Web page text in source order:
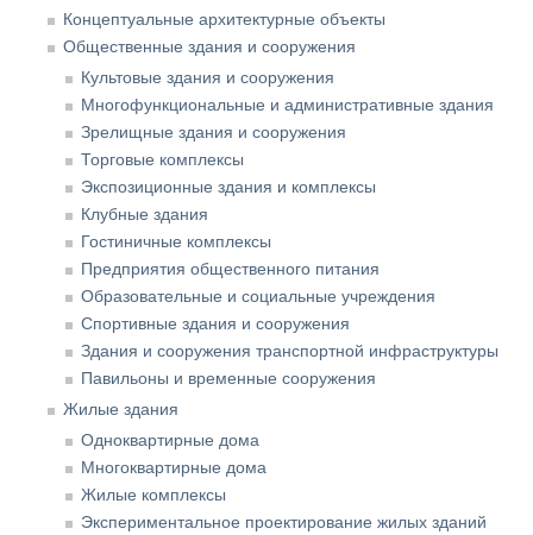
Концептуальные архитектурные объекты
Общественные здания и сооружения
Культовые здания и сооружения
Многофункциональные и административные здания
Зрелищные здания и сооружения
Торговые комплексы
Экспозиционные здания и комплексы
Клубные здания
Гостиничные комплексы
Предприятия общественного питания
Образовательные и социальные учреждения
Спортивные здания и сооружения
Здания и сооружения транспортной инфраструктуры
Павильоны и временные сооружения
Жилые здания
Одноквартирные дома
Многоквартирные дома
Жилые комплексы
Экспериментальное проектирование жилых зданий